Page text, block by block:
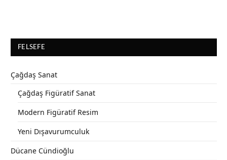
FELSEFE
Çağdaş Sanat
Çağdaş Figüratif Sanat
Modern Figüratif Resim
Yeni Dışavurumculuk
Dücane Cündioğlu